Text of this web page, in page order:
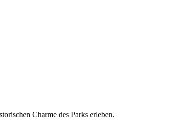
Charme des Parks erleben.